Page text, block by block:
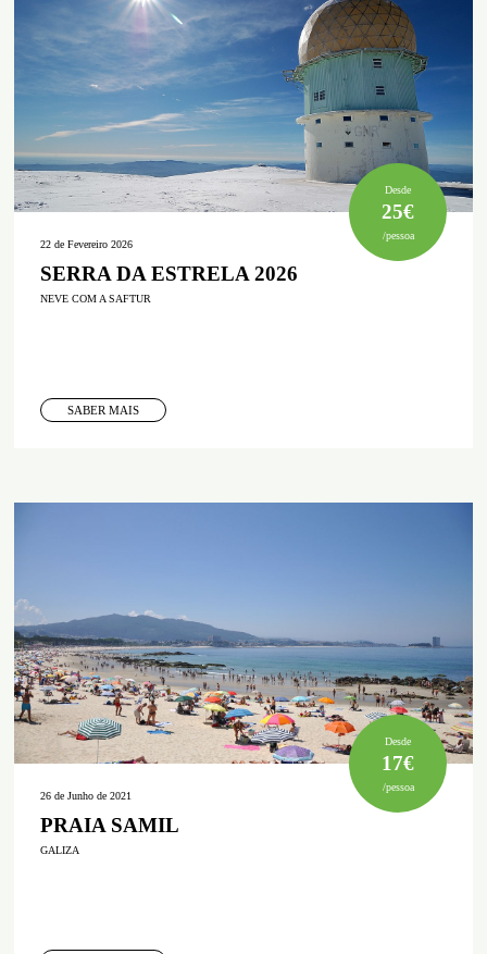
Desde
25€
/pessoa
22 de Fevereiro 2026
SERRA DA ESTRELA 2026
NEVE COM A SAFTUR
SABER MAIS
Desde
17€
/pessoa
26 de Junho de 2021
PRAIA SAMIL
GALIZA